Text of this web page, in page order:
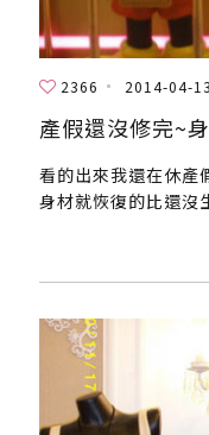
2366 2014-04-13
產假還沒修完~
看的出來我還在休產
身材就恢復的比還沒